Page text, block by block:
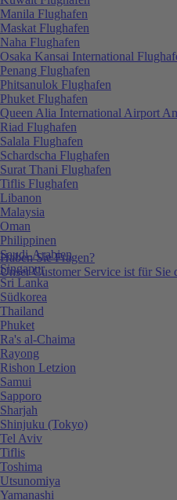
Haben Sie Fragen?
Unser Customer Service ist für Sie
Manila Flughafen
Maskat Flughafen
Naha Flughafen
Osaka Kansai International
Penang Flughafen
Phitsanulok Flughafen
Phuket Flughafen
Queen Alia International Airport
Riad Flughafen
Salala Flughafen
Schardscha Flughafen
Surat Thani Flughafen
Tiflis Flughafen
Libanon
Malaysia
Oman
Philippinen
Saudi-Arabien
Singapur
Sri Lanka
Südkorea
Thailand
Phuket
Ra's al-Chaima
Rayong
Rishon Letzion
Samui
Sapporo
Sharjah
Shinjuku (Tokyo)
Tel Aviv
Tiflis
Toshima
Utsunomiya
Yamanashi